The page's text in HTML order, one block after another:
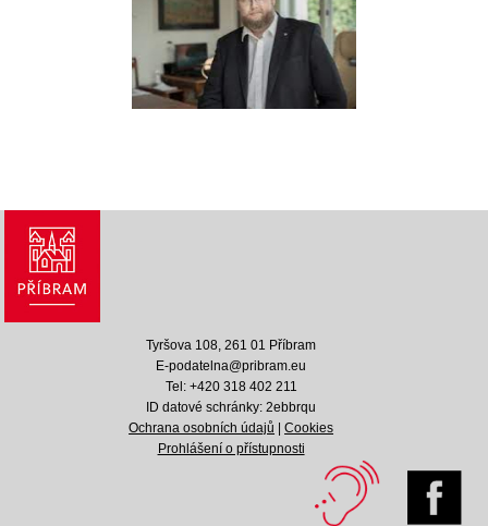
Tyršova 108, 261 01 Příbram
E-podatelna@pribram.eu
Tel: +420 318 402 211
ID datové schránky: 2ebbrqu
Ochrana osobních údajů |Cookies
Prohlášení o přístupnosti